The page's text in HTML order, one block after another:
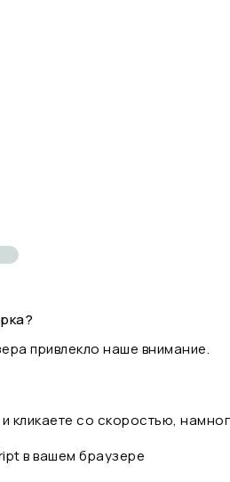
привлекло наше внимание.
кликаете со скоростью,
в вашем браузере